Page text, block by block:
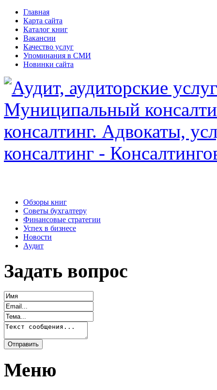
Главная
Карта сайта
Каталог книг
Вакансии
Качество услуг
Упоминания в СМИ
Новинки сайта
Обзоры книг
Советы бухгалтеру
Финансовые стратегии
Успех в бизнесе
Новости
Аудит
Задать вопрос
Меню